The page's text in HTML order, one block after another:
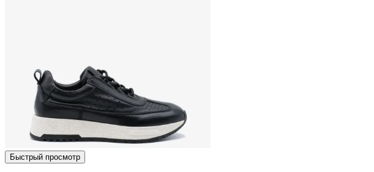
Быстрый просмотр